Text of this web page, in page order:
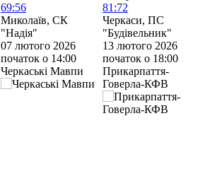
69:56
Миколаїв, СК
"Надія"
07 лютого 2026
початок о 14:00
Черкаські Мавпи
81 :72
Черкаси, ПС
"Будівельник"
13 лютого 2026
початок о 18:00
Прикарпаття-
Говерла-КФВ